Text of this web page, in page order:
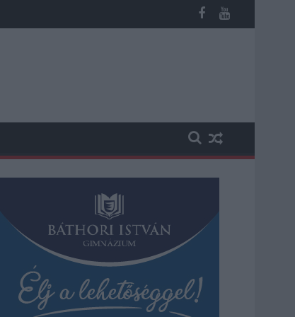
buszmegálló mutatja, hogy Szolnok mennyire élhető